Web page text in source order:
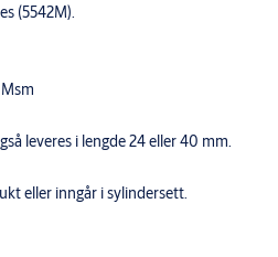
(5542M).
leveres i lengde 24 eller 40 mm.
eller inngår i sylindersett.